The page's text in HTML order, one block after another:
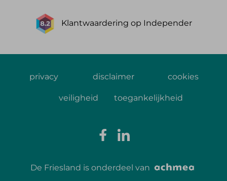
Klantwaardering op Independer
privacy disclaimer cookies
veiligheid toegankelijkheid
De Friesland is onderdeel van